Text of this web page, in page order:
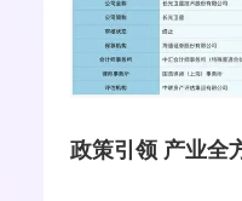
政策引领 产业全